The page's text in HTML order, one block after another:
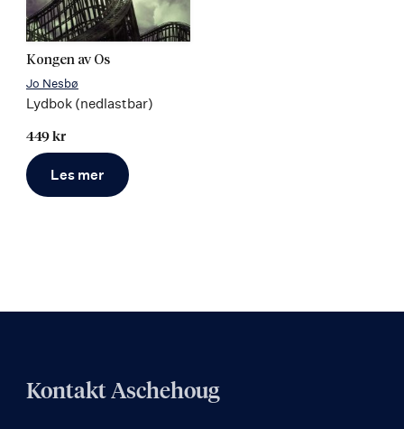
Kongen av Os
Jo Nesbø
Lydbok (nedlastbar)
449 kr
Les mer
Kontakt Aschehoug